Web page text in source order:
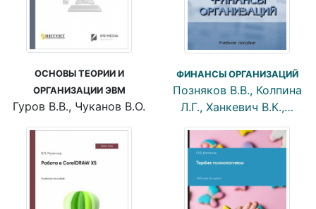
ОСНОВЫ ТЕОРИИ И
ОРГАНИЗАЦИИ ЭВМ
Гуров В.В., Чуканов В.О.
ФИНАНСЫ ОРГАНИЗАЦИЙ
Позняков В.В., Колпина
Л.Г., Ханкевич В.К.,…